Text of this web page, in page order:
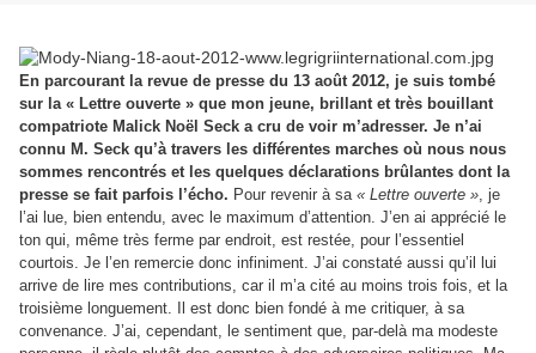
En parcourant la revue de presse du 13 août 2012, je suis tombé
sur la « Lettre ouverte » que mon jeune, brillant et très bouillant
compatriote Malick Noël Seck a cru de voir m’adresser. Je n’ai
connu M. Seck qu’à travers les différentes marches où nous nous
sommes rencontrés et les quelques déclarations brûlantes dont la
presse se fait parfois l’écho. Pour revenir à sa « Lettre ouverte », je
l’ai lue, bien entendu, avec le maximum d’attention. J’en ai apprécié le
ton qui, même très ferme par endroit, est restée, pour l’essentiel
courtois. Je l’en remercie donc infiniment. J’ai constaté aussi qu’il lui
arrive de lire mes contributions, car il m’a cité au moins trois fois, et la
troisième longuement. Il est donc bien fondé à me critiquer, à sa
convenance. J’ai, cependant, le sentiment que, par-delà ma modeste